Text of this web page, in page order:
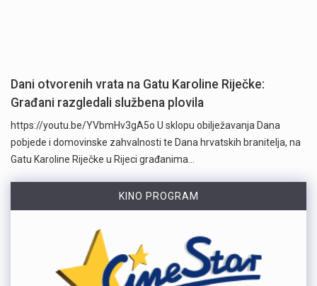
Dani otvorenih vrata na Gatu Karoline Riječke:
Građani razgledali službena plovila
https://youtu.be/YVbmHv3gA5o U sklopu obilježavanja Dana
pobjede i domovinske zahvalnosti te Dana hrvatskih branitelja, na
Gatu Karoline Riječke u Rijeci građanima…
KINO PROGRAM